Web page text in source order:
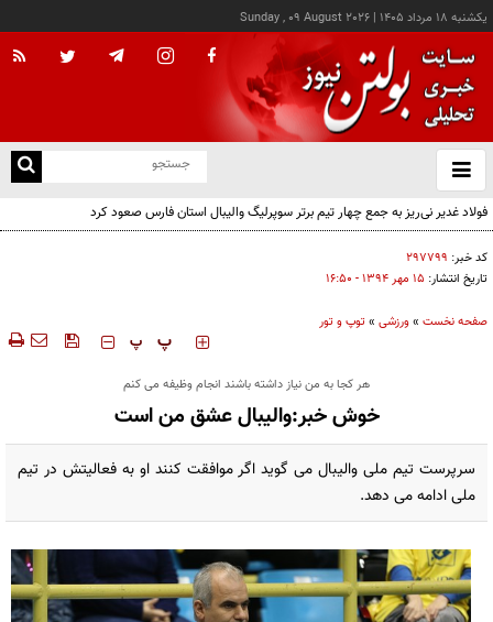
يکشنبه ۱۸ مرداد ۱۴۰۵ |
Sunday , 09 August 2026
باز
و
فولاد غدیر نی‌ریز به جمع چهار تیم برتر سوپرلیگ والیبال استان فارس صعود کرد
کد خبر: ۲۹۷۷۹۹
تاریخ انتشار: ۱۵ مهر ۱۳۹۴ - ۱۶:۵۰
صفحه نخست »ورزشی »توپ و تور
‍‍‍ پ پ
هر کجا به من نیاز داشته باشند انجام وظیفه می کنم
خوش خبر:والیبال عشق من است
سرپرست تیم ملی والیبال می گوید اگر موافقت کنند او به فعالیتش در تیم
ملی ادامه می دهد.